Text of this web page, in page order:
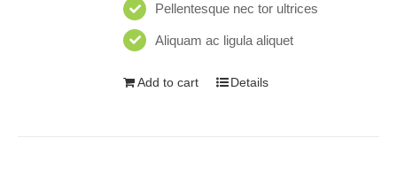
Pellentesque nec tor ultrices
Aliquam ac ligula aliquet
Add to cart Details